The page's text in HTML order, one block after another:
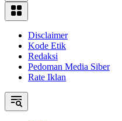
Disclaimer
Kode Etik
Redaksi
Pedoman Media Siber
Rate Iklan